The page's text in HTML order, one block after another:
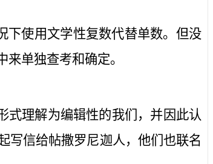
下使用文学性复数代替单数。但没
单独查考和确定。
式理解为编辑性的我们 ，并因此认
写信给帖撒罗尼迦人，他们也联名